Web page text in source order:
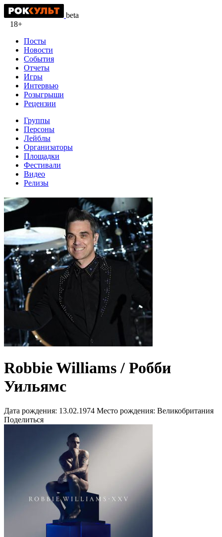
beta
18+
Посты
Новости
События
Отчеты
Игры
Интервью
Розыгрыши
Рецензии
Группы
Персоны
Лейблы
Организаторы
Площадки
Фестивали
Видео
Релизы
Robbie Williams / Робби
Уильямс
Дата рождения: 13.02.1974 Место рождения: Великобритания
Поделиться